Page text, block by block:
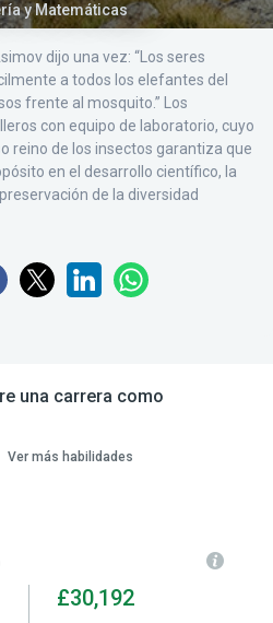
y Matemáticas
dijo una vez: “Los seres
a todos los elefantes del
frente al mosquito.” Los
con equipo de laboratorio, cuyo
reino de los insectos garantiza que
en el desarrollo científico, la
de la diversidad
una carrera como
Ver más habilidades
£30,192